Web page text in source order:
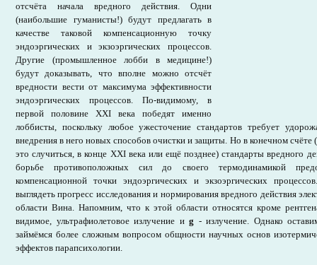
отсчёта начала вредного действия. Одни
(наибольшие гуманисты!) будут предлагать в
качестве таковой компенсационную точку
эндоэргических и экзоэргических процессов.
Другие (промышленное лобби в медицине!)
будут доказывать, что вполне можно отсчёт
вредности вести от максимума эффективности
эндоэргических процессов. По-видимому, в
первой половине ХХI века победят именно
лоббисты, поскольку любое ужесточение стандартов требует
внедрения в него новых способов очистки и защиты. Но в конечном счёте
это случиться, в конце ХХI века или ещё позднее) стандарты вредного
борьбе противоположных сил до своего термодинамикой
компенсационной точки эндоэргических и экзоэргических
выглядеть прогресс исследования и нормирования вредного действия
области Вина. Напомним, что к этой области относятся кроме
видимое, ультрафиолетовое излучение и g - излучение. Однако
займёмся более сложным вопросом общности научных основ
эффектов парапсихологии.